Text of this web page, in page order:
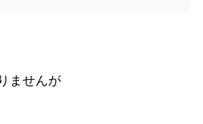
ませんが